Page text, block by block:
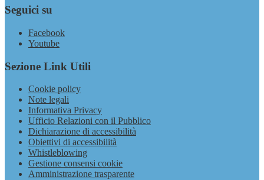
Seguici su
Facebook
Youtube
Sezione Link Utili
Cookie policy
Note legali
Informativa Privacy
Ufficio Relazioni con il Pubblico
Dichiarazione di accessibilità
Obiettivi di accessibilità
Whistleblowing
Gestione consensi cookie
Amministrazione trasparente